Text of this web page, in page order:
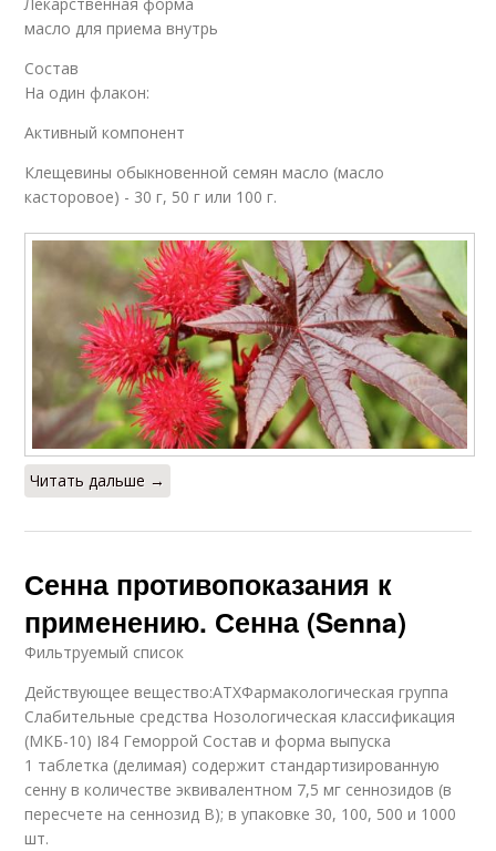
масло для приема внутрь
Состав
На один флакон:
Активный компонент
Клещевины обыкновенной семян масло (масло
касторовое) - 30 г, 50 г или 100 г.
Читать дальше →
Сенна противопоказания к
применению. Сенна (Senna)
Фильтруемый список
Действующее вещество:АТХФармакологическая группа
Слабительные средства Нозологическая классификация
(МКБ-10) I84 Геморрой Состав и форма выпуска
1 таблетка (делимая) содержит стандартизированную
сенну в количестве эквивалентном 7,5 мг сеннозидов (в
пересчете на сеннозид B); в упаковке 30, 100, 500 и 1000
шт.